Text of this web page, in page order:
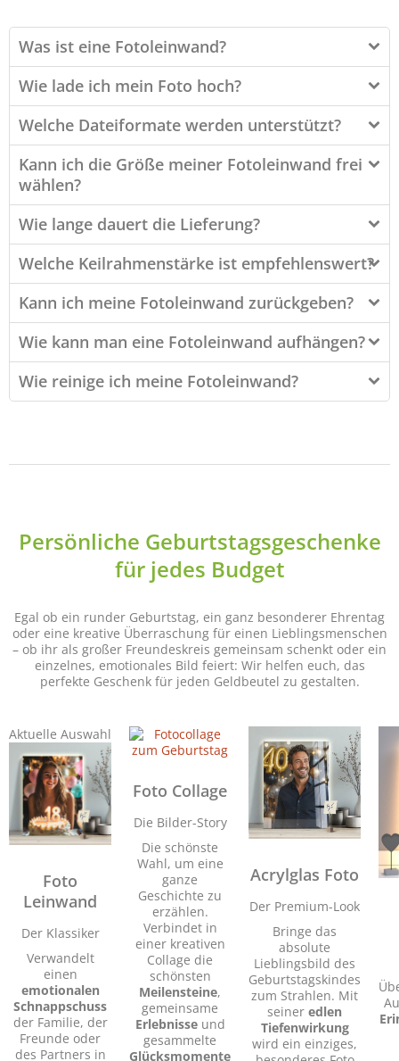
Was ist eine Fotoleinwand?
Wie lade ich mein Foto hoch?
Welche Dateiformate werden unterstützt?
Kann ich die Größe meiner Fotoleinwand frei
wählen?
Wie lange dauert die Lieferung?
Welche Keilrahmenstärke ist empfehlenswert?
Kann ich meine Fotoleinwand zurückgeben?
Wie kann man eine Fotoleinwand aufhängen?
Wie reinige ich meine Fotoleinwand?
Persönliche Geburtstagsgeschenke
für jedes Budget
Egal ob ein runder Geburtstag, ein ganz besonderer Ehrentag
oder eine kreative Überraschung für einen Lieblingsmenschen
– ob ihr als großer Freundeskreis gemeinsam schenkt oder ein
einzelnes, emotionales Bild feiert: Wir helfen euch, das
perfekte Geschenk für jeden Geldbeutel zu gestalten.
Aktuelle Auswahl
Foto
Leinwand
Der Klassiker
Verwandelt
einen
emotionalen
Schnappschuss
der Familie, der
Freunde oder
des Partners in
Foto Collage
Die Bilder-Story
Die schönste
Wahl, um eine
ganze
Geschichte zu
erzählen.
Verbindet in
einer kreativen
Collage die
schönsten
Meilensteine,
gemeinsame
Erlebnisseund
gesammelte
Glücksmomente
Acrylglas Foto
Der Premium-Look
Bringe das
absolute
Lieblingsbild des
Geburtstagskindes
zum Strahlen. Mit
seiner edlen
Tiefenwirkung
wird ein einziges,